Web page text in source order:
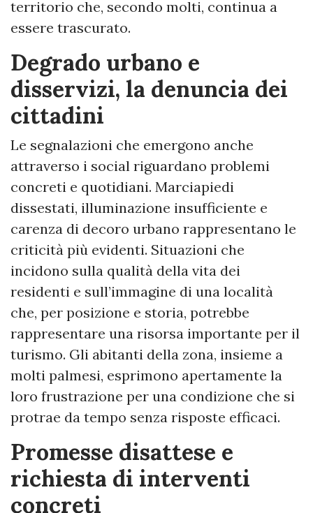
territorio che, secondo molti, continua a
essere trascurato.
Degrado urbano e
disservizi, la denuncia dei
cittadini
Le segnalazioni che emergono anche
attraverso i social riguardano problemi
concreti e quotidiani. Marciapiedi
dissestati, illuminazione insufficiente e
carenza di decoro urbano rappresentano le
criticità più evidenti. Situazioni che
incidono sulla qualità della vita dei
residenti e sull’immagine di una località
che, per posizione e storia, potrebbe
rappresentare una risorsa importante per il
turismo. Gli abitanti della zona, insieme a
molti palmesi, esprimono apertamente la
loro frustrazione per una condizione che si
protrae da tempo senza risposte efficaci.
Promesse disattese e
richiesta di interventi
concreti